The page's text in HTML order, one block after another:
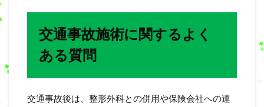
交通事故施術に関するよく
ある質問
交通事故後は、整形外科との併用や保険会社への連